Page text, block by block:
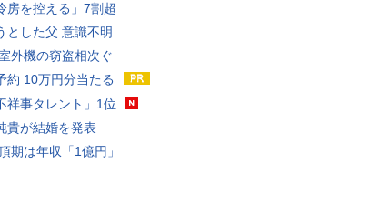
房を控える」7割超
とした父 意識不明
外機の窃盗相次ぐ
約 10万円分当たる
祥事タレント」1位
貴が結婚を発表
期は年収「1億円」